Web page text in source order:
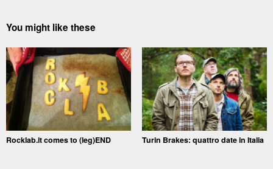
You might like these
Rocklab.it comes to (leg)END Turin Brakes: quattro date in Italia